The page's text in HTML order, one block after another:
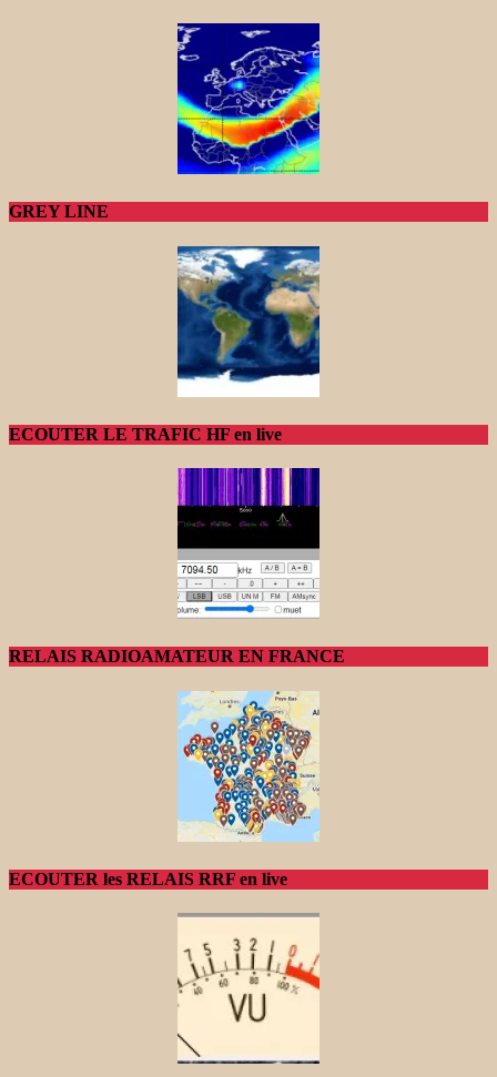
GREY LINE
ECOUTER LE TRAFIC HF en live
RELAIS RADIOAMATEUR EN FRANCE
ECOUTER les RELAIS RRF en live